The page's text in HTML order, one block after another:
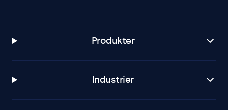
Produkter
Industrier